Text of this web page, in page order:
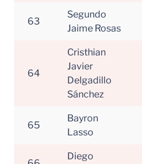
63
Segundo
Jaime Rosas
64
Cristhian
Javier
Delgadillo
Sánchez
65
Bayron
Lasso
Diego